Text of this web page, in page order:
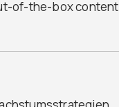
of-the-box content